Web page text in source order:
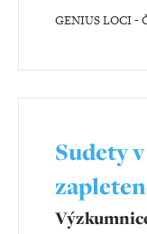
GENIUS LOCI-
Sudety